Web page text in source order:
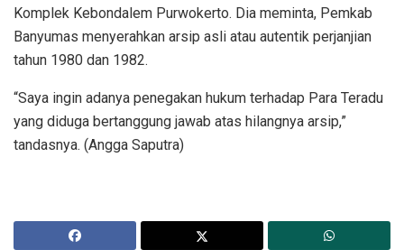
Komplek Kebondalem Purwokerto. Dia meminta, Pemkab
Banyumas menyerahkan arsip asli atau autentik perjanjian
tahun 1980 dan 1982.
“Saya ingin adanya penegakan hukum terhadap Para Teradu
yang diduga bertanggung jawab atas hilangnya arsip,”
tandasnya. (Angga Saputra)